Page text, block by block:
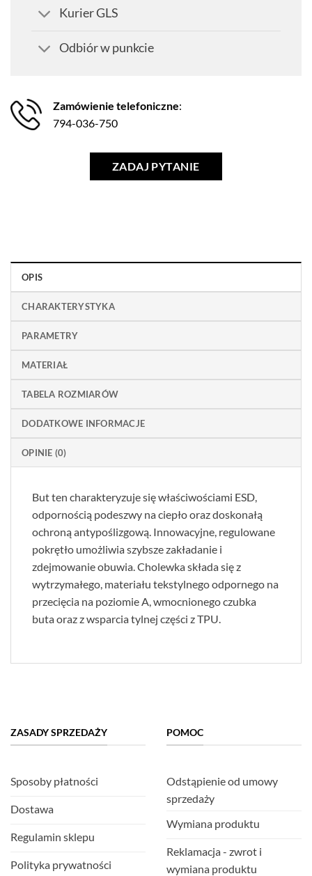
Kurier GLS
Odbiór w punkcie
Zamówienie telefoniczne:
794-036-750
ZADAJ PYTANIE
OPIS
CHARAKTERYSTYKA
PARAMETRY
MATERIAŁ
TABELA ROZMIARÓW
DODATKOWE INFORMACJE
OPINIE (0)
But ten charakteryzuje się właściwościami ESD,
odpornością podeszwy na ciepło oraz doskonałą
ochroną antypoślizgową. Innowacyjne, regulowane
pokrętło umożliwia szybsze zakładanie i
zdejmowanie obuwia. Cholewka składa się z
wytrzymałego, materiału tekstylnego odpornego na
przecięcia na poziomie A, wmocnionego czubka
buta oraz z wsparcia tylnej części z TPU.
ZASADY SPRZEDAŻY
Sposoby płatności
Dostawa
Regulamin sklepu
Polityka prywatności
POMOC
Odstąpienie od umowy
sprzedaży
Wymiana produktu
Reklamacja - zwrot i
wymiana produktu